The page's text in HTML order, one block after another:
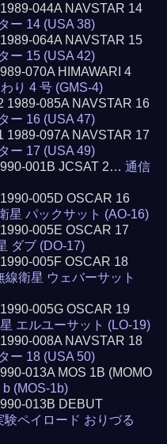
044A NAVSTAR 14
ー 14 (USA 38)
064A NAVSTAR 15
ー 15 (USA 42)
070A HIMAWARI 4
り 4 号 (GMS-4)
1989-085A NAVSTAR 16
ー 16 (USA 47)
1989-097A NAVSTAR 17
ー 17 (USA 49)
001B JCSAT 2…通信
005D OSCAR 16
星 パックサット (AO-16)
005E OSCAR 17
ダブ (DO-17)
005F OSCAR 18
線衛星 ウェバーサット
005G OSCAR 19
エルユーサット (LO-19)
008A NAVSTAR 18
ー 18 (USA 50)
013A MOS 1B (MOMO
(MOS-1b)
013B DEBUT
験ペイロード おりづる